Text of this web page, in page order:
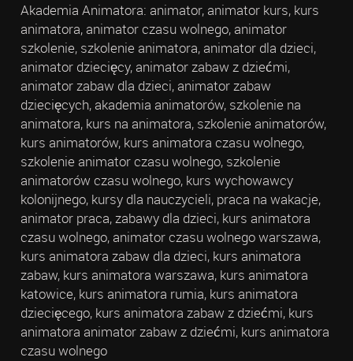
Akademia Animatora: animator, animator kurs, kurs
animatora, animator czasu wolnego, animator
szkolenie, szkolenie animatora, animator dla dzieci,
animator dziecięcy, animator zabaw z dziećmi,
animator zabaw dla dzieci, animator zabaw
dziecięcych, akademia animatorów, szkolenie na
animatora, kurs na animatora, szkolenie animatorów,
kurs animatorów, kurs animatora czasu wolnego,
szkolenie animator czasu wolnego, szkolenie
animatorów czasu wolnego, kurs wychowawcy
kolonijnego, kursy dla nauczycieli, praca na wakacje,
animator praca, zabawy dla dzieci, kurs animatora
czasu wolnego, animator czasu wolnego warszawa,
kurs animatora zabaw dla dzieci, kurs animatora
zabaw, kurs animatora warszawa, kurs animatora
katowice, kurs animatora rumia, kurs animatora
dziecięcego, kurs animatora zabaw z dziećmi, kurs
animatora animator zabaw z dziećmi, kurs animatora
czasu wolnego